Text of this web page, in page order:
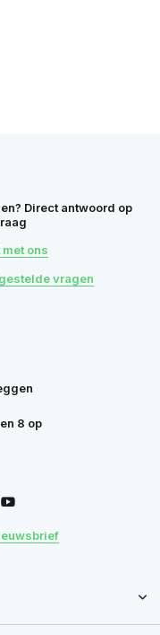
Direct antwoord op
met ons
vragen
8 op